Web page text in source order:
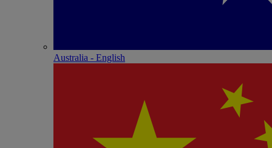
Australia - English